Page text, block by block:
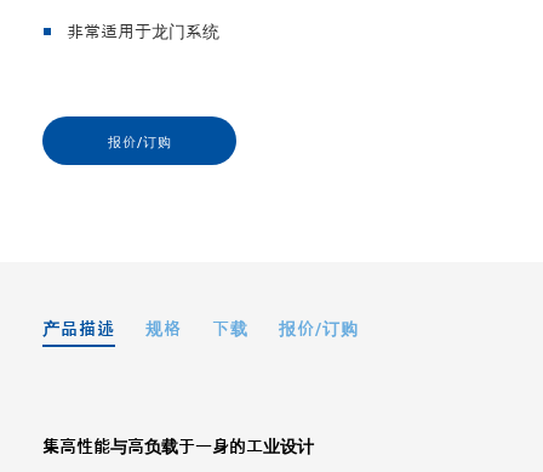
非常适用于龙门系统
报价/订购
产品描述 规格 下载 报价/订购
集高性能与高负载于一身的工业设计